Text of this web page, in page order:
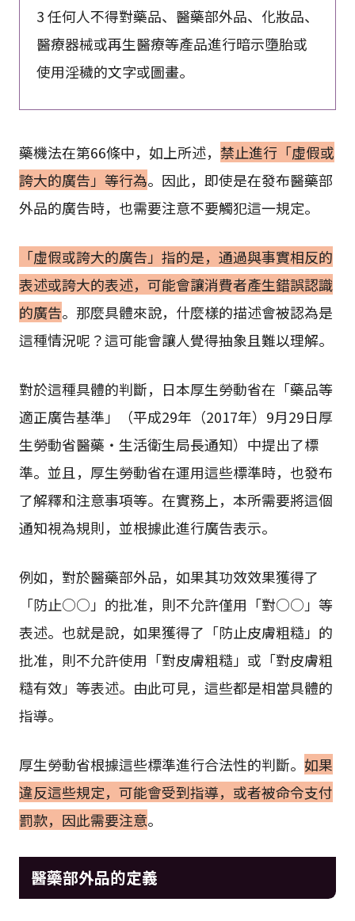
3 任何人不得對藥品、醫藥部外品、化妝品、
醫療器械或再生醫療等產品進行暗示墮胎或
使用淫穢的文字或圖畫。
藥機法在第66條中，如上所述， 禁止進行「虛假或
誇大的廣告」等行為。因此，即使是在發布醫藥部
外品的廣告時，也需要注意不要觸犯這一規定。
「虛假或誇大的廣告」指的是，通過與事實相反的
表述或誇大的表述，可能會讓消費者產生錯誤認識
的廣告。那麼具體來說，什麼樣的描述會被認為是
這種情況呢？這可能會讓人覺得抽象且難以理解。
對於這種具體的判斷，日本厚生勞動省在「藥品等
適正廣告基準」（平成29年（2017年）9月29日厚
生勞動省醫藥・生活衛生局長通知）中提出了標
準。並且，厚生勞動省在運用這些標準時，也發布
了解釋和注意事項等。在實務上，本所需要將這個
通知視為規則，並根據此進行廣告表示。
例如，對於醫藥部外品，如果其功效效果獲得了
「防止○○」的批准，則不允許僅用「對○○」等
表述。也就是說，如果獲得了「防止皮膚粗糙」的
批准，則不允許使用「對皮膚粗糙」或「對皮膚粗
糙有效」等表述。由此可見，這些都是相當具體的
指導。
厚生勞動省根據這些標準進行合法性的判斷。 如果
違反這些規定，可能會受到指導，或者被命令支付
罰款，因此需要注意。
醫藥部外品的定義